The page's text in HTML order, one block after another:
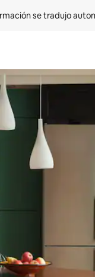
se tradujo
de flecha hacia